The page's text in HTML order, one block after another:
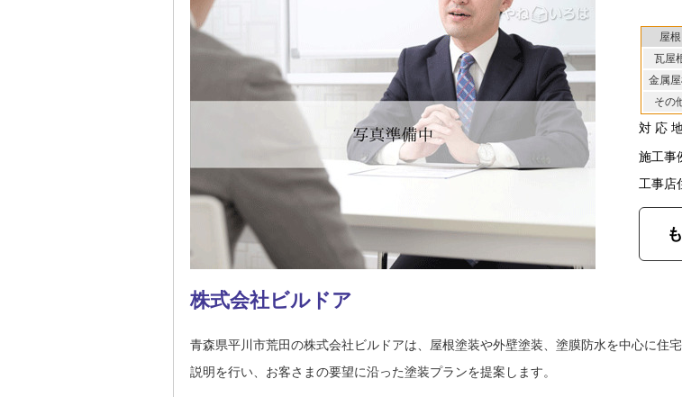
屋根
瓦屋
金属
その
対応
施工事
工事店
株式会社ビルドア
青森県平川市荒田の株式会社ビルドアは、屋根塗装や外壁塗装、塗膜防水を中心に住
説明を行い、お客さまの要望に沿った塗装プランを提案します。